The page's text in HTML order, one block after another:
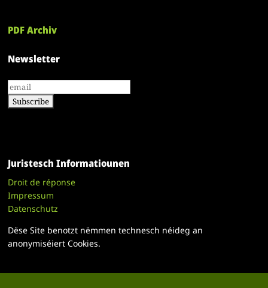
PDF Archiv
Newsletter
Juristesch Informatiounen
Droit de réponse
Impressum
Datenschutz
Dëse Site benotzt nëmmen technesch néideg an
anonymiséiert Cookies.